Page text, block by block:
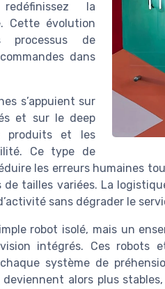
la
Cette évolution
processus de
dans
s’appuient sur
et sur le deep
produits et les
Ce type de
les erreurs humaines
tailles variées. La
sans dégrader le
robot isolé, mais un
intégrés. Ces robots
système de
alors plus